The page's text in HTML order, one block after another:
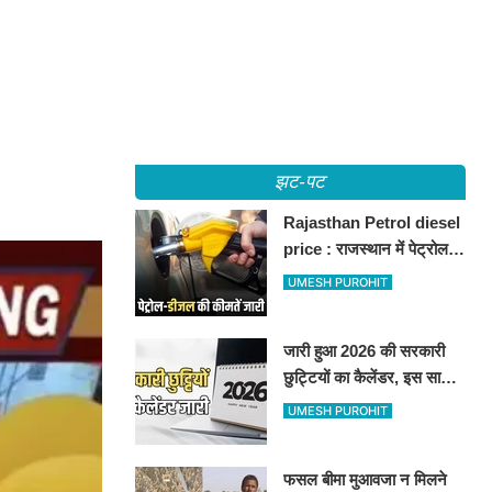
झट-पट
Rajasthan Petrol diesel
price : राजस्थान में पेट्रोल-
डीजल की कीमतें जारी, जानिए
UMESH PUROHIT
जारी हुआ 2026 की सरकारी
छुट्टियों का कैलेंडर, इस साल
कई बार मिलेगा लगातार
UMESH PUROHIT
फसल बीमा मुआवजा न मिलने